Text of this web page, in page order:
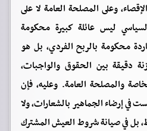
وعلى المصلحة العامة لا على
ليس عائلة كبيرة محكومة
محكومة بالربح الفردي، بل هو
دقيقة بين الحقوق والواجبات،
والمصلحة العامة. وعليه، فإن
في إرضاء الجماهير بالشعارات، ولا
بل في صيانة شروط العيش المشترك